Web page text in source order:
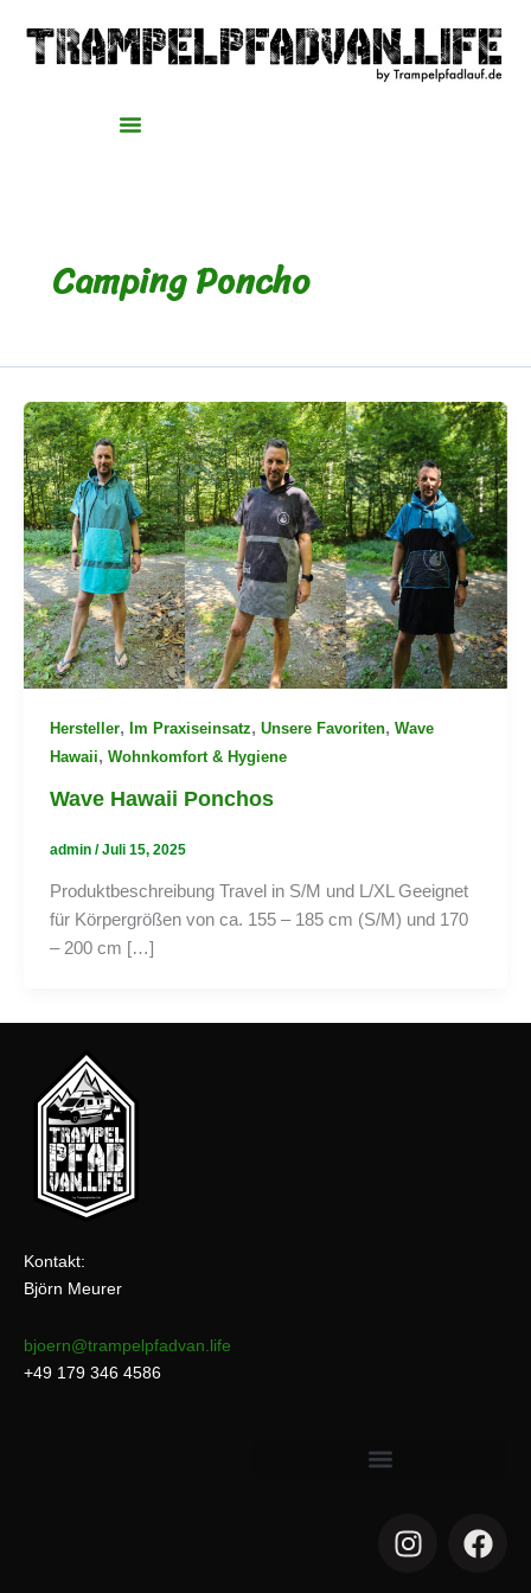
Inhalt
springen
Camping Poncho
Hersteller, Im Praxiseinsatz, Unsere Favoriten, Wave
Hawaii, Wohnkomfort & Hygiene
Wave Hawaii Ponchos
admin /Juli 15, 2025
Produktbeschreibung Travel in S/M und L/XL Geeignet
für Körpergrößen von ca. 155 – 185 cm (S/M) und 170
– 200 cm […]
Kontakt:
Björn Meurer
bjoern@trampelpfadvan.life
+49 179 346 4586
I
n
F
a